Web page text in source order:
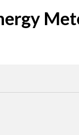
ein oder benutze die